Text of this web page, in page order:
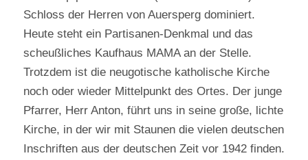
Schloss der Herren von Auersperg dominiert.
Heute steht ein Partisanen-Denkmal und das
scheußliches Kaufhaus MAMA an der Stelle.
Trotzdem ist die neugotische katholische Kirche
noch oder wieder Mittelpunkt des Ortes. Der junge
Pfarrer, Herr Anton, führt uns in seine große, lichte
Kirche, in der wir mit Staunen die vielen deutschen
Inschriften aus der deutschen Zeit vor 1942 finden.